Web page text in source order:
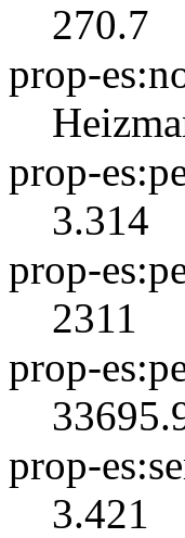
270.7
prop-
prop-
3.314
prop-
2311
prop-
prop-
3.421